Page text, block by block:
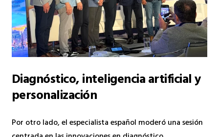
Diagnóstico, inteligencia artificial y
personalización
Por otro lado, el especialista español moderó una sesión